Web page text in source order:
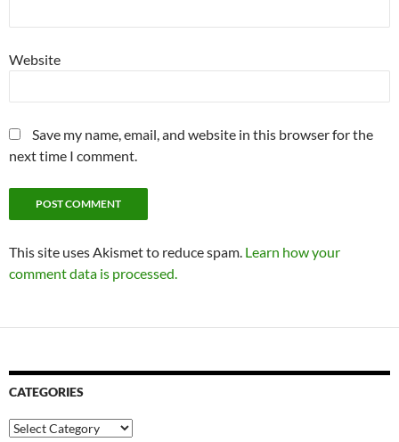
Website
Save my name, email, and website in this browser for the
next time I comment.
This site uses Akismet to reduce spam. Learn how your
comment data is processed.
CATEGORIES
Categories